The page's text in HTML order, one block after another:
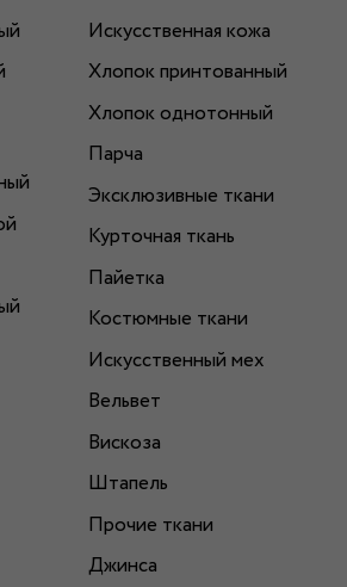
Искусственная кожа
Хлопок принтованный
Хлопок однотонный
Парча
Эксклюзивные ткани
Курточная ткань
Пайетка
Костюмные ткани
Искусственный мех
Вельвет
Вискоза
Штапель
Прочие ткани
Джинса